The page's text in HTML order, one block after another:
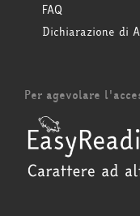
FAQ
Dichiarazione di
Per agevolare